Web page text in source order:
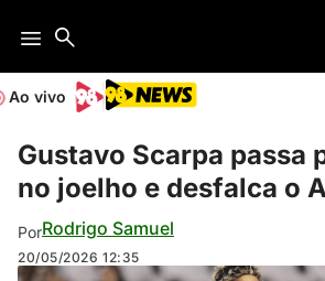
Ao vivo
Gustavo Scarpa passa
no joelho e desfalca o
PorRodrigo Samuel
20/05/2026 12:35